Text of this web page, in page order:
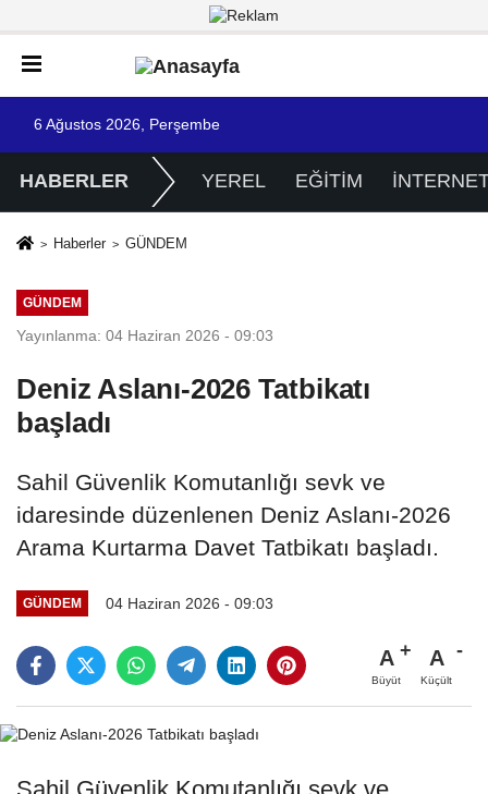
6 Ağustos 2026, Perşembe
HABERLER YEREL EĞİTİM
Haberler GÜNDEM
GÜNDEM
Yayınlanma: 04 Haziran 2026 - 09:03
Deniz Aslanı-2026 Tatbikatı
başladı
Sahil Güvenlik Komutanlığı sevk ve
idaresinde düzenlenen Deniz Aslanı-2026
Arama Kurtarma Davet Tatbikatı başladı.
GÜNDEM 04 Haziran 2026 - 09:03
A
Büyüt
A
Küçült